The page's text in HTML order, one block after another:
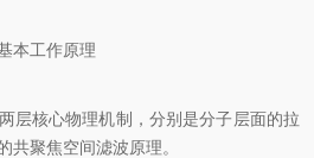
工作原理
核心物理机制，分别是分子层面的拉
共聚焦空间滤波原理。